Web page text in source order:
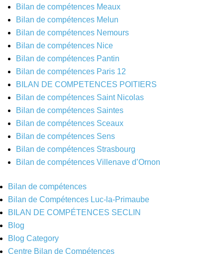
Bilan de compétences Meaux
Bilan de compétences Melun
Bilan de compétences Nemours
Bilan de compétences Nice
Bilan de compétences Pantin
Bilan de compétences Paris 12
BILAN DE COMPETENCES POITIERS
Bilan de compétences Saint Nicolas
Bilan de compétences Saintes
Bilan de compétences Sceaux
Bilan de compétences Sens
Bilan de compétences Strasbourg
Bilan de compétences Villenave d’Ornon
Bilan de compétences
Bilan de Compétences Luc-la-Primaube
BILAN DE COMPÉTENCES SECLIN
Blog
Blog Category
Centre Bilan de Compétences